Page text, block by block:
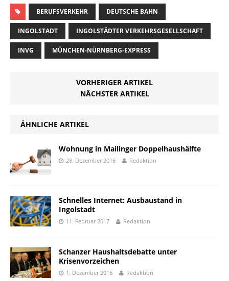
BERUFSVERKEHR DEUTSCHE BAHN
INGOLSTADT INGOLSTÄDTER VERKEHRSGESELLSCHAFT
INVG MÜNCHEN-NÜRNBERG-EXPRESS
VORHERIGER ARTIKEL
NÄCHSTER ARTIKEL
ÄHNLICHE ARTIKEL
Wohnung in Mailinger Doppelhaushälfte
28. Dezember 2016 Redaktion
Schnelles Internet: Ausbaustand in
Ingolstadt
11. Februar 2017 Redaktion
Schanzer Haushaltsdebatte unter
Krisenvorzeichen
1. Dezember 2016 Redaktion